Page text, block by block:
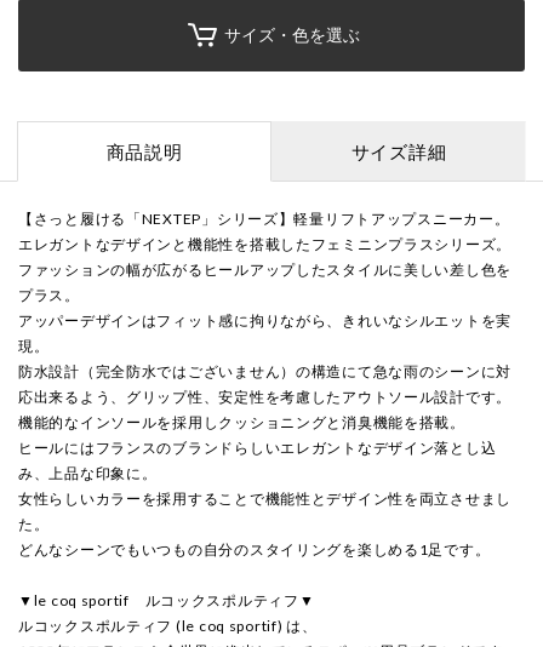
サイズ・色を選ぶ
商品説明 サイズ詳細
【さっと履ける「NEXTEP」シリーズ】軽量リフトアップスニーカー。
エレガントなデザインと機能性を搭載したフェミニンプラスシリーズ。
ファッションの幅が広がるヒールアップしたスタイルに美しい差し色を
プラス。
アッパーデザインはフィット感に拘りながら、きれいなシルエットを実
現。
防水設計（完全防水ではございません）の構造にて急な雨のシーンに対
応出来るよう、グリップ性、安定性を考慮したアウトソール設計です。
機能的なインソールを採用しクッショニングと消臭機能を搭載。
ヒールにはフランスのブランドらしいエレガントなデザイン落とし込
み、上品な印象に。
女性らしいカラーを採用することで機能性とデザイン性を両立させまし
た。
どんなシーンでもいつもの自分のスタイリングを楽しめる1足です。
▼le coq sportif ルコックスポルティフ▼
ルコックスポルティフ (le coq sportif) は、